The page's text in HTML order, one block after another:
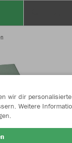
wir dir personalisierte
Weitere